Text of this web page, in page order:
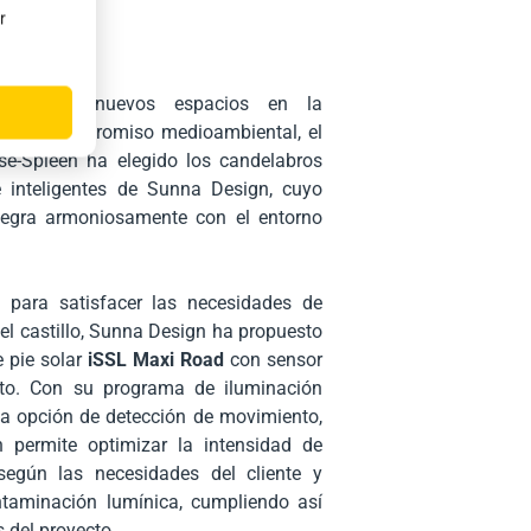
estos nuevos espacios en la
su compromiso medioambiental, el
Spleen ha elegido los candelabros
inteligentes de Sunna Design, cuyo
armoniosamente con el entorno
para satisfacer las necesidades de
castillo, Sunna Design ha propuesto
pie solar iSSL Maxi Road con sensor
Con su programa de iluminación
opción de detección de movimiento,
permite optimizar la intensidad de
las necesidades del cliente y
lumínica, cumpliendo así